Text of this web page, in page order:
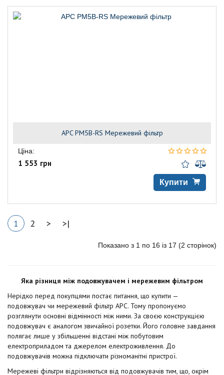
APC PM5B-RS Мережевий фільтр
Ціна:
1 553 грн
Купити
1 2 > >|
Показано з 1 по 16 із 17 (2 сторінок)
Яка різниця між подовжувачем і мережевим фільтром
Нерідко перед покупцями постає питання, що купити —
подовжувач чи мережевий фільтр APC. Тому пропонуємо
розглянути основні відмінності між ними. За своєю конструкцією
подовжувач є аналогом звичайної розетки. Його головне завдання
полягає лише у збільшенні відстані між побутовим
електроприладом та джерелом електроживлення. До
подовжувачів можна підключати різноманітні пристрої.
Мережеві фільтри відрізняються від подовжувачів тим, що, окрім